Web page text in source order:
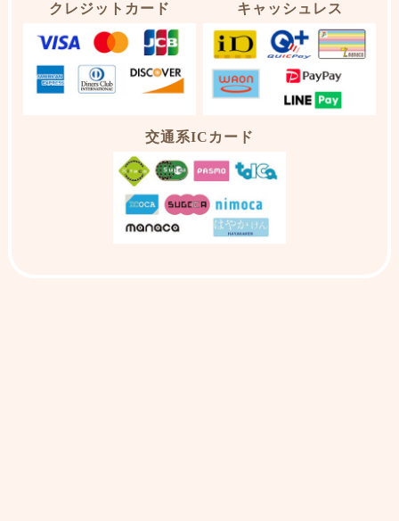
クレジットカード キャッシュレス
交通系ICカード